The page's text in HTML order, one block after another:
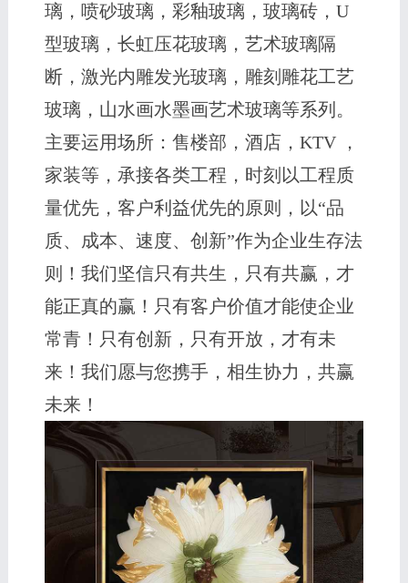
璃，喷砂玻璃，彩釉玻璃，玻璃砖，U
型玻璃，长虹压花玻璃，艺术玻璃隔
断，激光内雕发光玻璃，雕刻雕花工艺
玻璃，山水画水墨画艺术玻璃等系列。
主要运用场所：售楼部，酒店，KTV ，
家装等，承接各类工程，时刻以工程质
量优先，客户利益优先的原则，以“品
质、成本、速度、创新”作为企业生存法
则！我们坚信只有共生，只有共赢，才
能正真的赢！只有客户价值才能使企业
常青！只有创新，只有开放，才有未
来！我们愿与您携手，相生协力，共赢
未来！